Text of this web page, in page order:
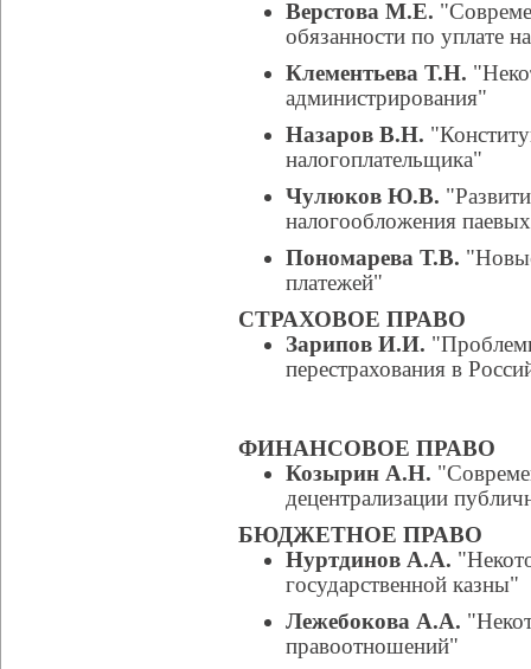
Верстова М.Е.
обязанности по уплате
Клементьева Т.Н.
администрирования"
Назаров В.Н.
налогоплательщика"
Чулюков Ю.В.
налогообложения
Пономарева Т.В.
платежей"
СТРАХОВОЕ ПРАВО
Зарипов И.И.
перестрахования в
ФИНАНСОВОЕ ПРАВО
Козырин А.Н.
децентрализации
БЮДЖЕТНОЕ ПРАВО
Нуртдинов А.А.
государственной казны"
Лежебокова А.А.
правоотношений"